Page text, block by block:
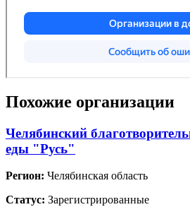
Похожие организации
Челябинский
еды "Русь"
Регион: Челябинская область
Статус: Зарегистрированные